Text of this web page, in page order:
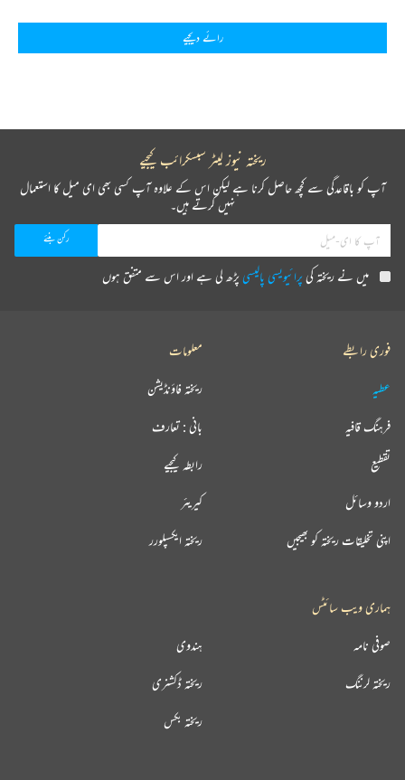
رائے دیجیے
ریختہ نیوز لیٹر سبسکرائب کیجیے
آپ کو باقاعدگی سے کچھ حاصل کرنا ہے لیکن اس کے علاوہ آپ کسی بھی ای میل کا استعمال
نہیں کرتے ہیں۔
میں نے ریختہ کیپرائیویسی پالیسیپڑھ لی ہے اور اس سے متفق ہوں
فوری رابطے
عطیہ
فرہنگ قافیہ
تقطیع
اردو وسائل
اپنی تخلیقات ریختہ کو بھیجیں
معلومات
ریختہ فاؤنڈیشن
بانی : تعارف
رابطہ کیجیے
کیریئر
ریختہ ایکسپلورر
ہماری ویب سائٹس
ہندوی صوفی نامہ
ریختہ ڈکشنری ریختہ لرننگ
ریختہ بکس